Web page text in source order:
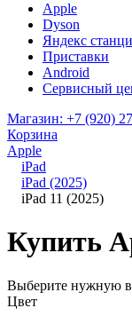
Apple
Dyson
Яндекс
Приставки
Android
Сервисный
Магазин: +7 (920)
Корзина
Apple
iPad
iPad (2025)
iPad 11 (2025)
Купить
Выберите нужную
Цвет